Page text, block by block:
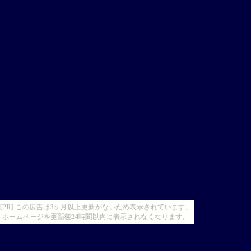
[PR] この広告は3ヶ月以上更新がないため表示されています。
ホームページを更新後24時間以内に表示されなくなります。